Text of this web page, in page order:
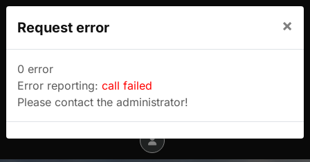
Sulyok Gábor túrablogja
Menu
Request error ×
0 error
Error reporting: call failed
Please contact the administrator!